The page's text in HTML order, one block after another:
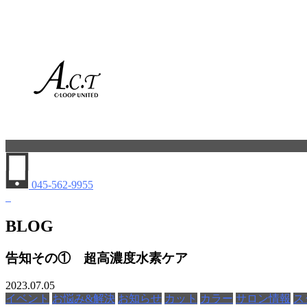
045-562-9955
BLOG
告知その① 超高濃度水素ケア
2023.07.05
イベント お悩み&解決 お知らせ カット カラー サロン情報 ス